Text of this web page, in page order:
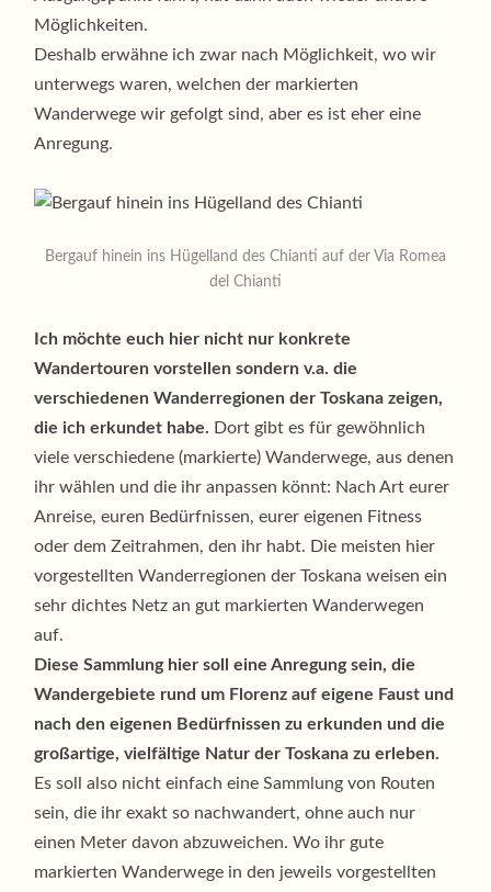
Möglichkeiten.
Deshalb erwähne ich zwar nach Möglichkeit, wo wir
unterwegs waren, welchen der markierten
Wanderwege wir gefolgt sind, aber es ist eher eine
Anregung.
Bergauf hinein ins Hügelland des Chianti auf der Via Romea
del Chianti
Ich möchte euch hier nicht nur konkrete
Wandertouren vorstellen sondern v.a. die
verschiedenen Wanderregionen der Toskana zeigen,
die ich erkundet habe. Dort gibt es für gewöhnlich
viele verschiedene (markierte) Wanderwege, aus denen
ihr wählen und die ihr anpassen könnt: Nach Art eurer
Anreise, euren Bedürfnissen, eurer eigenen Fitness
oder dem Zeitrahmen, den ihr habt. Die meisten hier
vorgestellten Wanderregionen der Toskana weisen ein
sehr dichtes Netz an gut markierten Wanderwegen
auf.
Diese Sammlung hier soll eine Anregung sein, die
Wandergebiete rund um Florenz auf eigene Faust und
nach den eigenen Bedürfnissen zu erkunden und die
großartige, vielfältige Natur der Toskana zu erleben.
Es soll also nicht einfach eine Sammlung von Routen
sein, die ihr exakt so nachwandert, ohne auch nur
einen Meter davon abzuweichen. Wo ihr gute
markierten Wanderwege in den jeweils vorgestellten